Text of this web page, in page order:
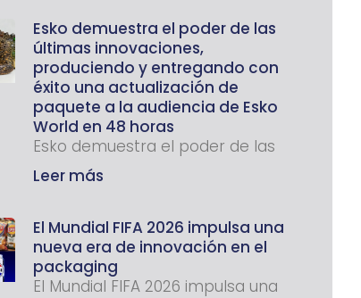
Esko demuestra el poder de las
últimas innovaciones,
produciendo y entregando con
éxito una actualización de
paquete a la audiencia de Esko
World en 48 horas
Esko demuestra el poder de las
Leer más
El Mundial FIFA 2026 impulsa una
nueva era de innovación en el
packaging
El Mundial FIFA 2026 impulsa una